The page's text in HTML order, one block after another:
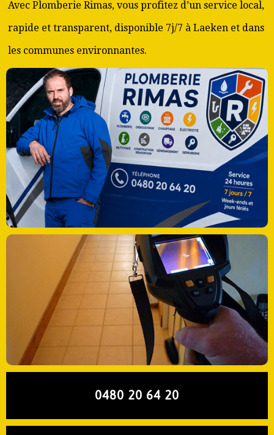
Avec Plomberie Rimas, vous profitez d’un service local,
rapide et transparent, disponible 7j/7 à Laeken et dans
les communes environnantes.
0480 20 64 20